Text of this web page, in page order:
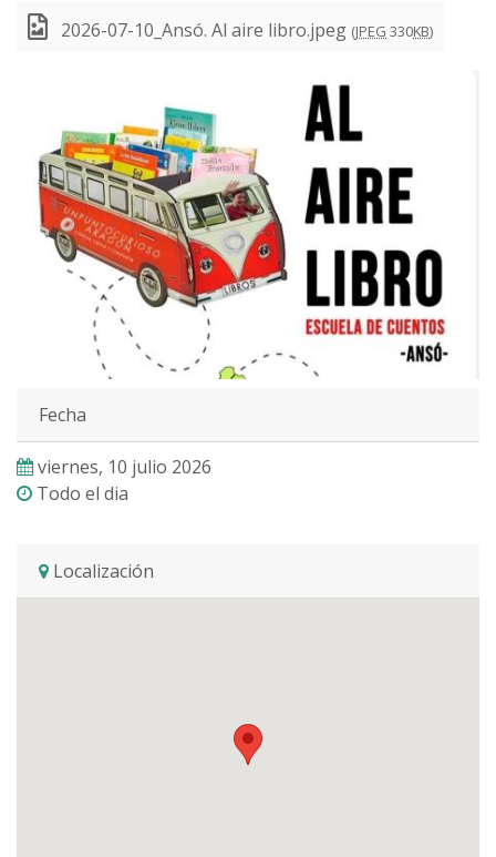
2026-07-10_Ansó. Al aire libro.jpeg (JPEG 330KB)
Fecha
viernes, 10 julio 2026
Todo el dia
Localización